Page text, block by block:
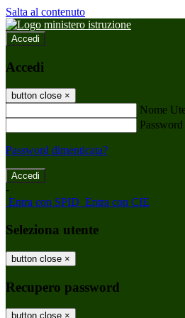
Salta al contenuto
Accedi
Accedi
button close ×
Nome
Password
Password dimenticata?
-
Entra con SPID Entra con CIE
Seleziona utente
button close ×
Recupero password
button close ×